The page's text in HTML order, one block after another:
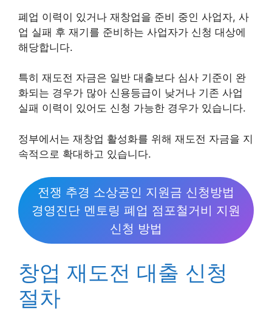
폐업 이력이 있거나 재창업을 준비 중인 사업자, 사
업 실패 후 재기를 준비하는 사업자가 신청 대상에
해당합니다.
특히 재도전 자금은 일반 대출보다 심사 기준이 완
화되는 경우가 많아 신용등급이 낮거나 기존 사업
실패 이력이 있어도 신청 가능한 경우가 있습니다.
정부에서는 재창업 활성화를 위해 재도전 자금을 지
속적으로 확대하고 있습니다.
전쟁 추경 소상공인 지원금 신청방법
경영진단 멘토링 폐업 점포철거비 지원
신청 방법
창업 재도전 대출 신청
절차